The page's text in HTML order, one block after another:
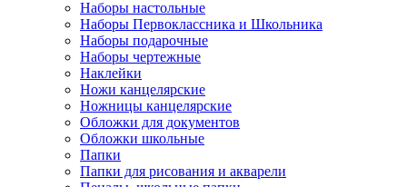
Наборы настольные
Наборы Первоклассника и Школьника
Наборы подарочные
Наборы чертежные
Наклейки
Ножи канцелярские
Ножницы канцелярские
Обложки для документов
Обложки школьные
Папки
Папки для рисования и акварели